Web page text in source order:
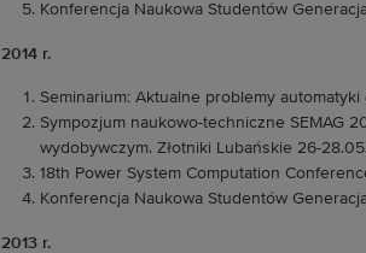
Konferencja Naukowa Studentów
2014 r.
Seminarium: Aktualne problemy
Sympozjum naukowo-techniczne SEMAG
wydobywczym. Złotniki Lubańskie 26-
18th Power System Computation
Konferencja Naukowa Studentów
2013 r.